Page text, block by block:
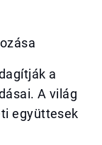
a
A világ
együttesek